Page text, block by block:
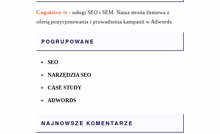
Cognitive it - usługi SEO i SEM. Nasza strona firmowa z
ofertą pozycjonowania i prowadzenia kampanii w Adwords.
POGRUPOWANE
SEO
NARZĘDZIA SEO
CASE STUDY
ADWORDS
NAJNOWSZE KOMENTARZE